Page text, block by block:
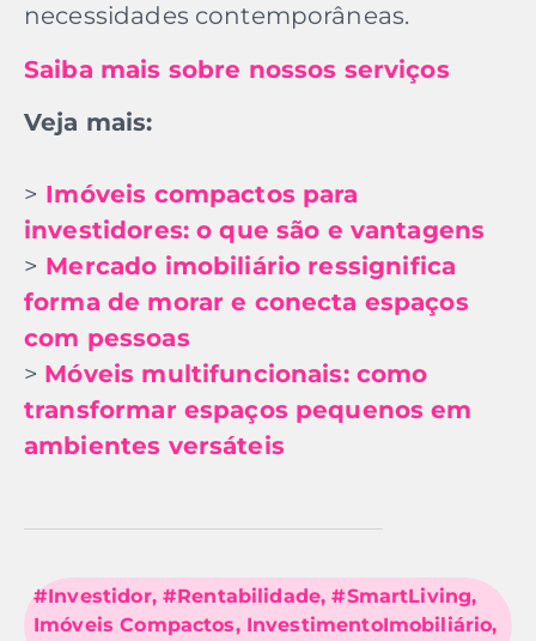
necessidades contemporâneas.
Saiba mais sobre nossos serviços
Veja mais:
> Imóveis compactos para
investidores: o que são e vantagens
> Mercado imobiliário ressignifica
forma de morar e conecta espaços
com pessoas
> Móveis multifuncionais: como
transformar espaços pequenos em
ambientes versáteis
#Investidor, #Rentabilidade,#SmartLiving,
Imóveis Compactos, InvestimentoImobiliário,